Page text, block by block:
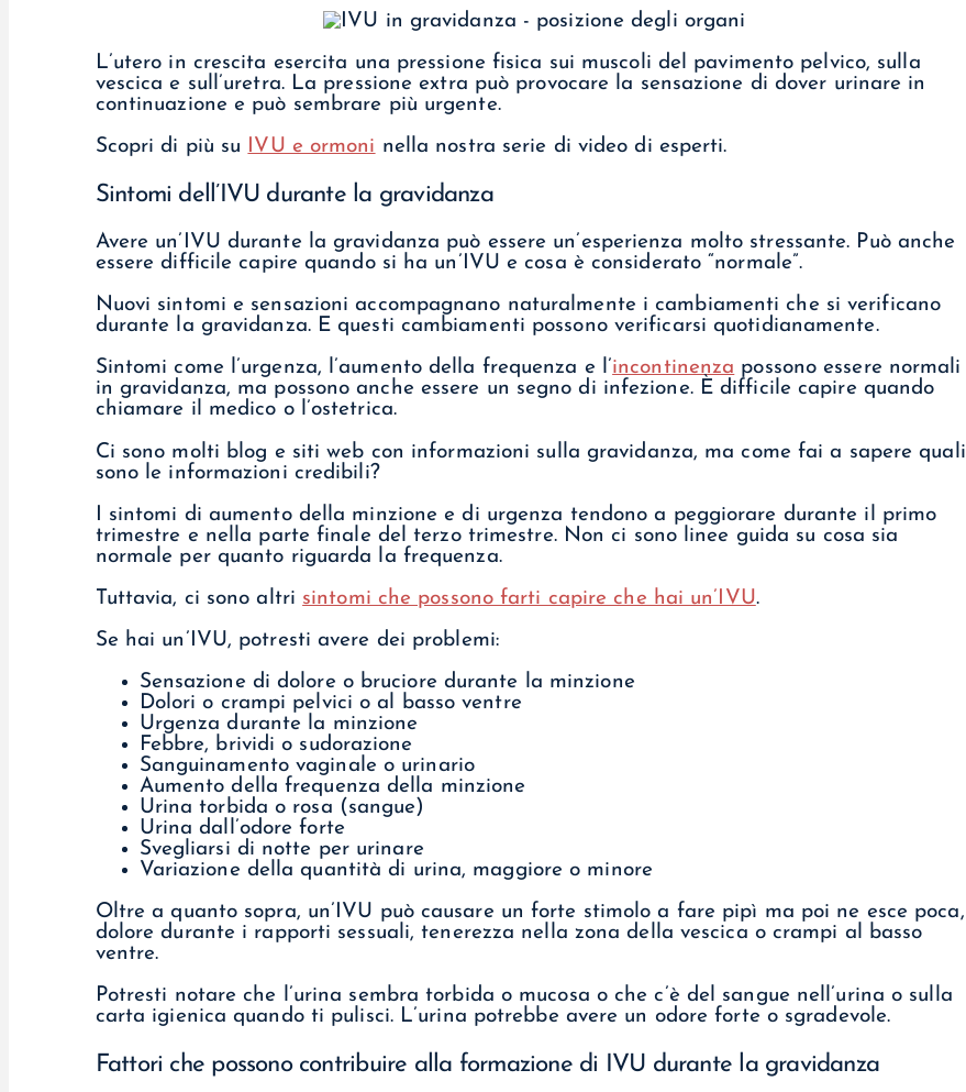
L’utero in crescita esercita una pressione fisica sui muscoli del pavimento pelvico, sulla
vescica e sull’uretra. La pressione extra può provocare la sensazione di dover urinare in
continuazione e può sembrare più urgente.
Scopri di più su IVU e ormoni nella nostra serie di video di esperti.
Sintomi dell’IVU durante la gravidanza
Avere un’IVU durante la gravidanza può essere un’esperienza molto stressante. Può anche
essere difficile capire quando si ha un’IVU e cosa è considerato “normale”.
Nuovi sintomi e sensazioni accompagnano naturalmente i cambiamenti che si verificano
durante la gravidanza. E questi cambiamenti possono verificarsi quotidianamente.
Sintomi come l’urgenza, l’aumento della frequenza e l’ incontinenza possono essere normali
in gravidanza, ma possono anche essere un segno di infezione. È difficile capire quando
chiamare il medico o l’ostetrica.
Ci sono molti blog e siti web con informazioni sulla gravidanza, ma come fai a sapere quali
sono le informazioni credibili?
I sintomi di aumento della minzione e di urgenza tendono a peggiorare durante il primo
trimestre e nella parte finale del terzo trimestre. Non ci sono linee guida su cosa sia
normale per quanto riguarda la frequenza.
Tuttavia, ci sono altri sintomi che possono farti capire che hai un’IVU.
Se hai un’IVU, potresti avere dei problemi:
Sensazione di dolore o bruciore durante la minzione
Dolori o crampi pelvici o al basso ventre
Urgenza durante la minzione
Febbre, brividi o sudorazione
Sanguinamento vaginale o urinario
Aumento della frequenza della minzione
Urina torbida o rosa (sangue)
Urina dall’odore forte
Svegliarsi di notte per urinare
Variazione della quantità di urina, maggiore o minore
Oltre a quanto sopra, un’IVU può causare un forte stimolo a fare pipì ma poi ne esce poca,
dolore durante i rapporti sessuali, tenerezza nella zona della vescica o crampi al basso
ventre.
Potresti notare che l’urina sembra torbida o mucosa o che c’è del sangue nell’urina o sulla
carta igienica quando ti pulisci. L’urina potrebbe avere un odore forte o sgradevole.
Fattori che possono contribuire alla formazione di IVU durante la gravidanza